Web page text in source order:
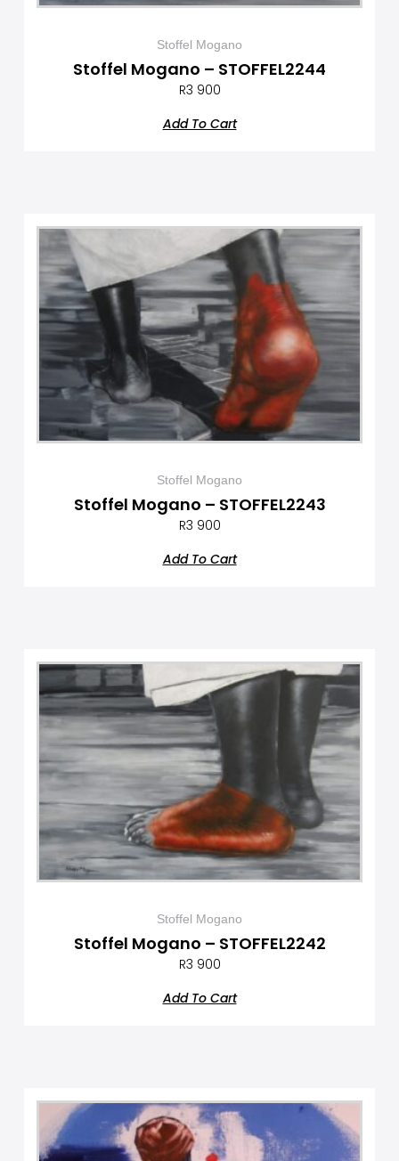
Stoffel Mogano
Stoffel Mogano – STOFFEL2244
R3 900
Add To Cart
Stoffel Mogano
Stoffel Mogano – STOFFEL2243
R3 900
Add To Cart
Stoffel Mogano
Stoffel Mogano – STOFFEL2242
R3 900
Add To Cart